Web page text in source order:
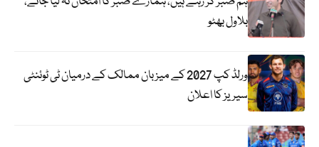
بلاول بھٹو
ورلڈ کپ 2027 کے میزبان ممالک کے درمیان ٹی ٹوئنٹی
سیریز کا اعلان